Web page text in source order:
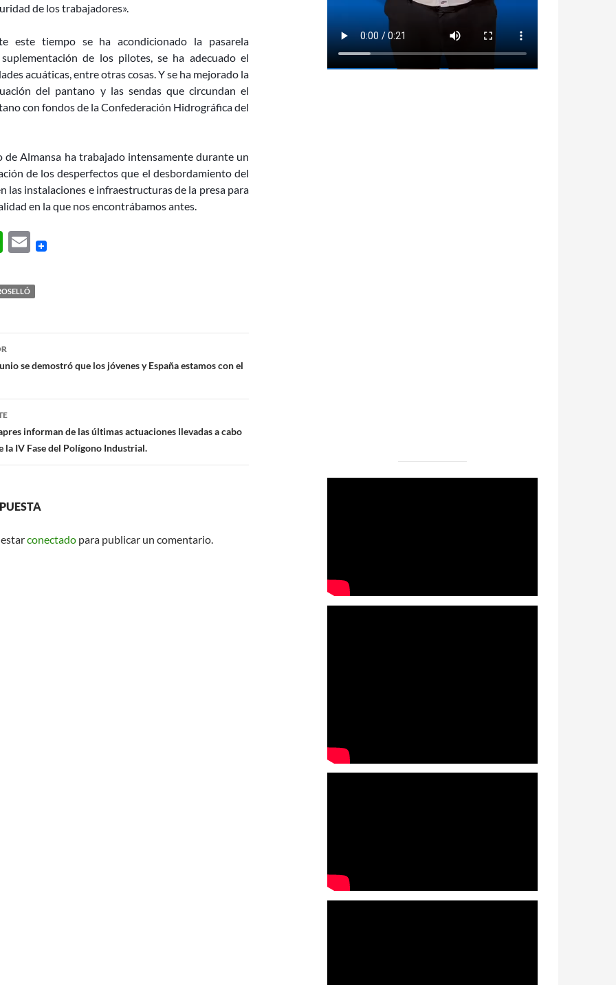
de los trabajadores».
este tiempo se ha acondicionado la pasarela
de los pilotes, se ha adecuado el
acuáticas, entre otras cosas. Y se ha mejorado la
del pantano y las sendas que circundan el
con fondos de la Confederación Hidrográfica del
de Almansa ha trabajado intensamente durante un
de los desperfectos que el desbordamiento del
las instalaciones e infraestructuras de la presa para
en la que nos encontrábamos antes.
W
at
s
A
p
p
E
ail
se demostró que los jóvenes y España estamos con el
informan de las últimas actuaciones llevadas a cabo
la IV Fase del Polígono Industrial.
conectado para publicar un comentario.